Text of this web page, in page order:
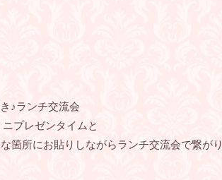
♪ランチ交流会
プレゼンタイムと
箇所にお貼りしながらランチ交流会で繋が